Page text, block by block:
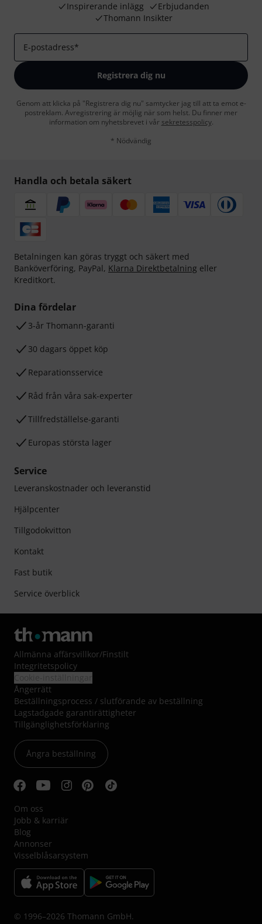
Inspirerande inlägg
Erbjudanden
Thomann Insikter
E-postadress*
Registrera dig nu
Genom att klicka på "Registrera dig nu" samtycker jag till att ta emot e-
postreklam. Avregistrering är möjlig när som helst. Du finner mer
information om nyhetsbrevet i vår sekretesspolicy.
* Nödvändig
Handla och betala säkert
Betalningen kan göras tryggt och säkert med
Banköverföring, PayPal, Klarna Direktbetalning eller
Kreditkort.
Dina fördelar
3-år Thomann-garanti
30 dagars öppet köp
Reparationsservice
Råd från våra sak-experter
Tillfredställelse-garanti
Europas största lager
Service
Leveranskostnader och leveranstid
Hjälpcenter
Tillgodokvitton
Kontakt
Fast butik
Service överblick
Allmänna affärsvillkor/Finstilt
Integritetspolicy
Ångerrätt
Beställningsprocess / slutförande av beställning
Lagstadgade garantirättigheter
Tillgänglighetsförklaring
Ångra beställning
Om oss
Jobb & karriär
Blog
Annonser
Visselblåsarsystem
© 1996–2026 Thomann GmbH.